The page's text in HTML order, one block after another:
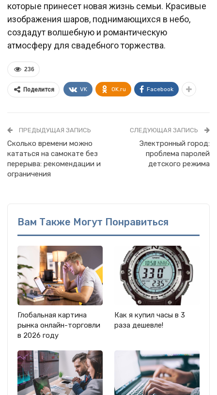
которые принесет новая жизнь семьи. Красивые
изображения шаров, поднимающихся в небо,
создадут волшебную и романтическую
атмосферу для свадебного торжества.
236
Поделится VK OK.ru Facebook
ПРЕДЫДУЩАЯ ЗАПИСЬ
Сколько времени можно
кататься на самокате без
перерыва: рекомендации и
ограничения
СЛЕДУЮЩАЯ ЗАПИСЬ
Электронный город:
проблема паролей
детского режима
Вам Также Могут Понравиться
Глобальная картина
рынка онлайн-торговли
в 2026 году
Как я купил часы в 3
раза дешевле!